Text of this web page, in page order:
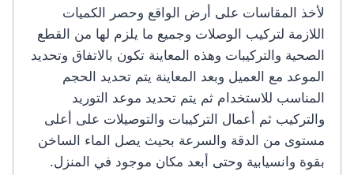
لأخذ المقاسات على أرض الواقع وحصر الكميات
اللازمة لتركيب الوصلات وجميع ما يلزم لها من القطع
الصحية والتركيبات وهذه المعاينة تكون بالاتفاق وتحديد
الموعد مع العميل وبعد المعاينة يتم تحديد الحجم
المناسب للاستخدام ثم يتم تحديد موعد التوريد
والتركيب ثم أعمال التركيبات والتوصيلات على أعلى
مستوى من الدقة والسرعة بحيث يصل الماء الساخن
بقوة وانسيابية وحتى أبعد مكان موجود في المنزل.